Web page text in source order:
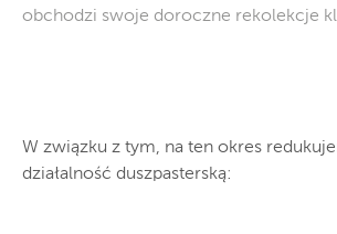
obchodzi swoje doroczne rekolekcje
W związku z tym, na ten okres
działalność duszpasterską: